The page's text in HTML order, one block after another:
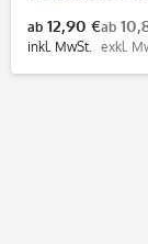
ab 12,90 €
inkl. MwSt.
ab
exkl.